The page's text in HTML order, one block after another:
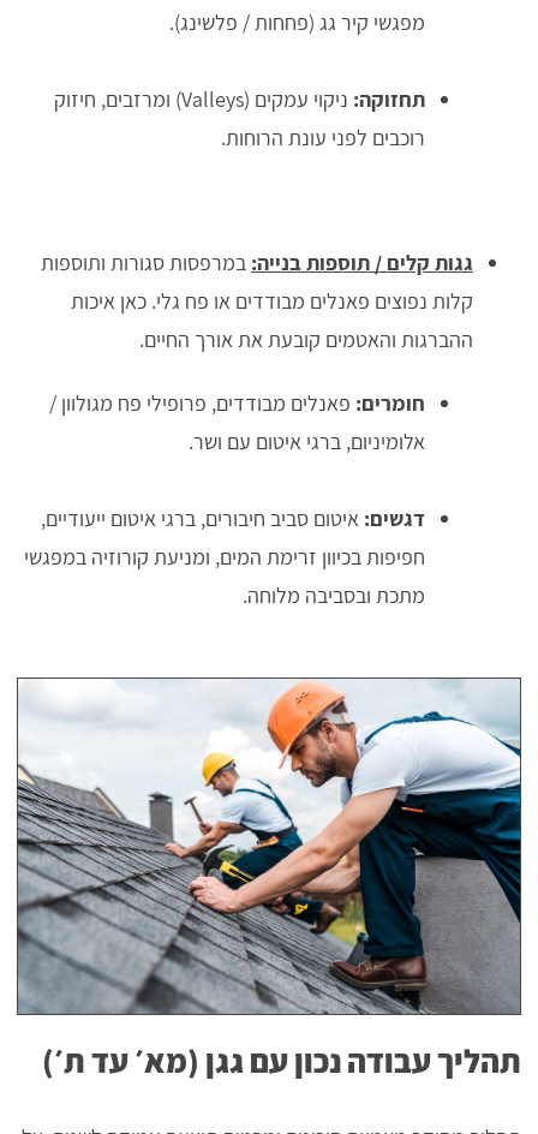
מפגשי קיר גג (פחחות / פלשינג).
תחזוקה:
ניקוי עמקים (Valleys) ומרזבים, חיזוק
רוכבים לפני עונת הרוחות.
גגות קלים / תוספות בנייה: במרפסות סגורות ותוספות
קלות נפוצים פאנלים מבודדים או פח גלי. כאן איכות
ההברגות והאטמים קובעת את אורך החיים.
חומרים: פאנלים מבודדים, פרופילי פח מגולוון /
אלומיניום, ברגי איטום עם ושר.
דגשים: איטום סביב חיבורים, ברגי איטום ייעודיים,
חפיפות בכיוון זרימת המים, ומניעת קורוזיה במפגשי
מתכת ובסביבה מלוחה.
תהליך עבודה נכון עם גגן (מא׳ עד ת׳)